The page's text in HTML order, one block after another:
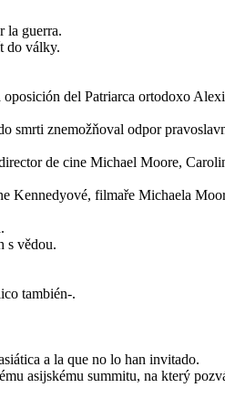
la guerra.
do války.
del Patriarca ortodoxo
smrti znemožňoval odpor
de cine Michael Moore,
Kennedyové, filmaře Michaela
s vědou.
también-.
a la que no lo han invitado.
asijskému summitu, na který